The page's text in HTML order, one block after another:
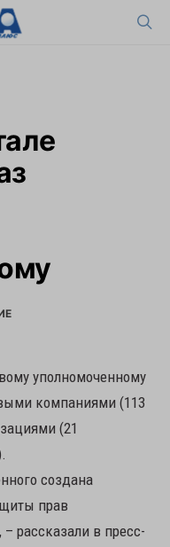
уполномоченному
компаниями (113
(21
создана
прав
рассказали в пресс-